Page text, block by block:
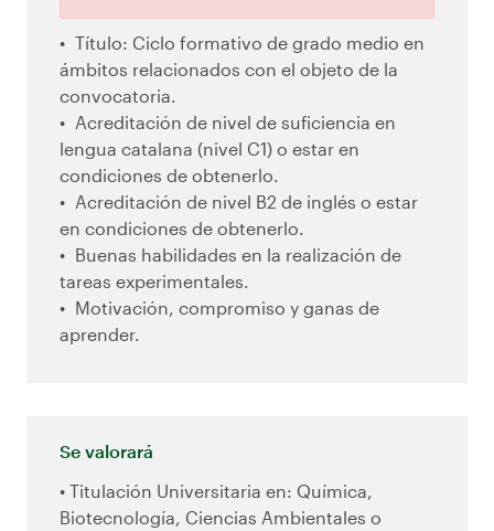
Título: Ciclo formativo de grado medio en
ámbitos relacionados con el objeto de la
convocatoria.
Acreditación de nivel de suficiencia en
lengua catalana (nivel C1) o estar en
condiciones de obtenerlo.
Acreditación de nivel B2 de inglés o estar
en condiciones de obtenerlo.
Buenas habilidades en la realización de
tareas experimentales.
Motivación, compromiso y ganas de
aprender.
Se valorará
• Titulación Universitaria en: Química,
Biotecnología, Ciencias Ambientales o